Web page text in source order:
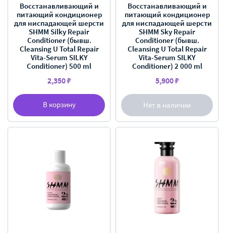
В корзину
Восстанавливающий и
питающий кондиционер
для ниспадающей шерсти
SHMM Silky Repair
Conditioner (бывш.
Cleansing U Total Repair
Vita-Serum SILKY
Conditioner) 500 ml
2,350 ₽
Нет в наличии
Восстанавливающий и
питающий кондиционер
для ниспадающей шерсти
SHMM Sky Repair
Conditioner (бывш.
Cleansing U Total Repair
Vita-Serum SILKY
Conditioner) 2 000 ml
5,900 ₽